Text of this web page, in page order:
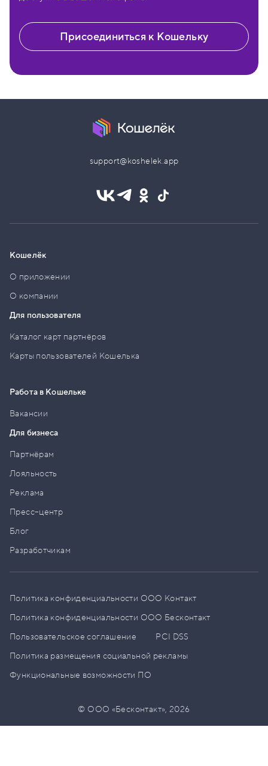
Присоединиться к Кошельку
support@koshelek.app
Кошелёк
О приложении
О компании
Для пользователя
Каталог карт партнёров
Карты пользователей Кошелька
Работа в Кошельке
Вакансии
Для бизнеса
Партнёрам
Лояльность
Реклама
Пресс–центр
Блог
Разработчикам
Политика конфиденциальности ООО Контакт
Политика конфиденциальности ООО Бесконтакт
Пользовательское соглашение
PCI DSS
Политика размещения социальной рекламы
Функциональные возможности ПО
© ООО «Бесконтакт»,2026